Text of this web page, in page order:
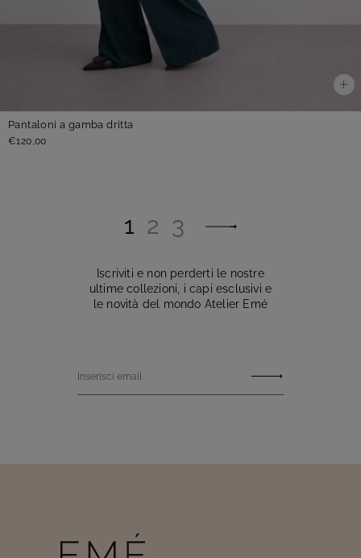
Pantaloni a gamba dritta
€120,00
1 2 3
Iscriviti e non perderti le nostre
ultime collezioni, i capi esclusivi e
le novità del mondo Atelier Emé
Inserisci email